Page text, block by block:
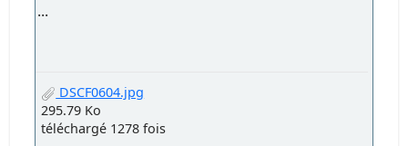
...
DSCF0604.jpg
295.79 Ko
téléchargé 1278 fois